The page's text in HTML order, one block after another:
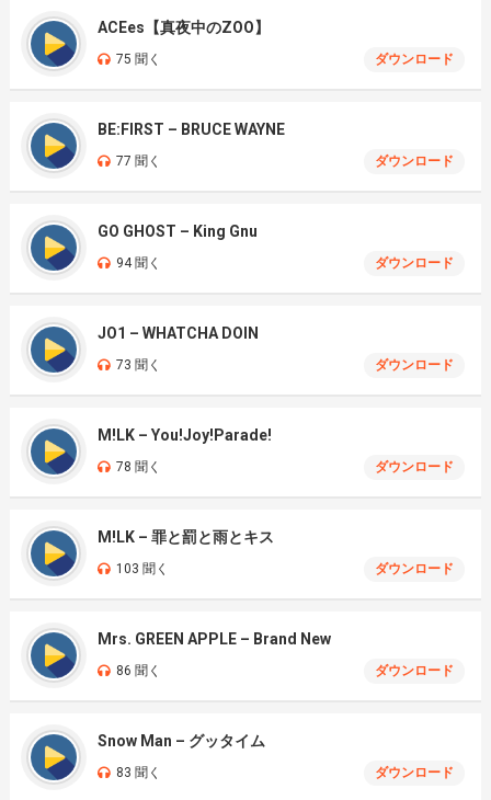
ACEes【真夜中のZOO】
75 聞く ダウンロード
BE:FIRST – BRUCE WAYNE
77 聞く ダウンロード
GO GHOST – King Gnu
94 聞く ダウンロード
JO1 – WHATCHA DOIN
73 聞く ダウンロード
M!LK – You!Joy!Parade!
78 聞く ダウンロード
M!LK – 罪と罰と雨とキス
103 聞く ダウンロード
Mrs. GREEN APPLE – Brand New
86 聞く ダウンロード
Snow Man – グッタイム
83 聞く ダウンロード